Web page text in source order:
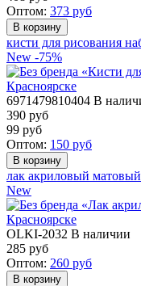
Оптом: 373 руб
кисти для рисования
New -75%
6971479810404 В
390 руб
99 руб
Оптом: 150 руб
лак акриловый
New
OLKI-2032 В наличии
285 руб
Оптом: 260 руб